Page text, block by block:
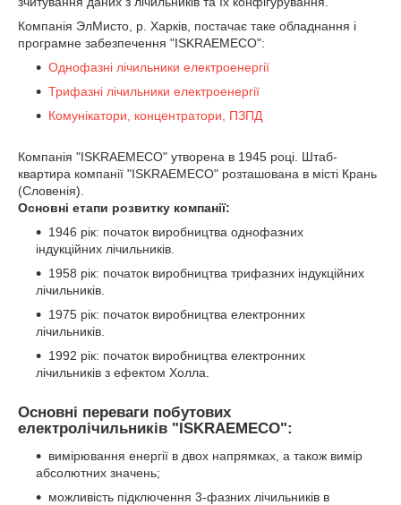
Компанія ЭлМисто, р. Харків, постачає таке обладнання і
програмне забезпечення "ISKRAEMECO":
Однофазні лічильники електроенергії
Трифазні лічильники електроенергії
Комунікатори, концентратори, ПЗПД
Компанія "ISKRAEMECO" утворена в 1945 році. Штаб-
квартира компанії "ISKRAEMECO" розташована в місті Крань
(Словенія).
Основні етапи розвитку компанії:
1946 рік: початок виробництва однофазних
індукційних лічильників.
1958 рік: початок виробництва трифазних індукційних
лічильників.
1975 рік: початок виробництва електронних
лічильників.
1992 рік: початок виробництва електронних
лічильників з ефектом Холла.
Основні переваги побутових
електролічильників "ISKRAEMECO":
вимірювання енергії в двох напрямках, а також вимір
абсолютних значень;
можливість підключення 3-фазних лічильників в